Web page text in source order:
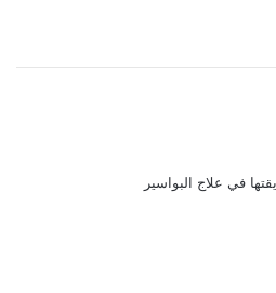
في علاج البواسير